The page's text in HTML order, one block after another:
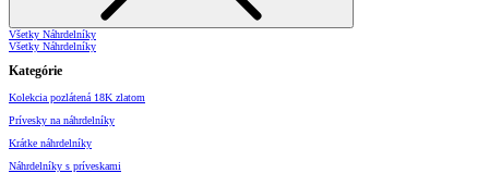
Všetky Náhrdelníky
Všetky Náhrdelníky
Kategórie
Kolekcia pozlátená 18K zlatom
Prívesky na náhrdelníky
Krátke náhrdelníky
Náhrdelníky s príveskami